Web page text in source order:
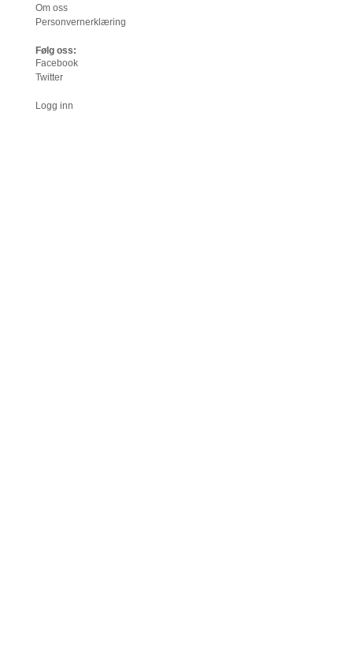
Om oss
Personvernerklæring
Følg oss:
Facebook
Twitter
Logg inn